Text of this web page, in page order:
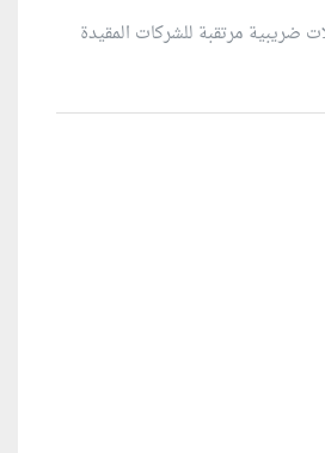
ضريبية مرتقبة للشركات المقيدة